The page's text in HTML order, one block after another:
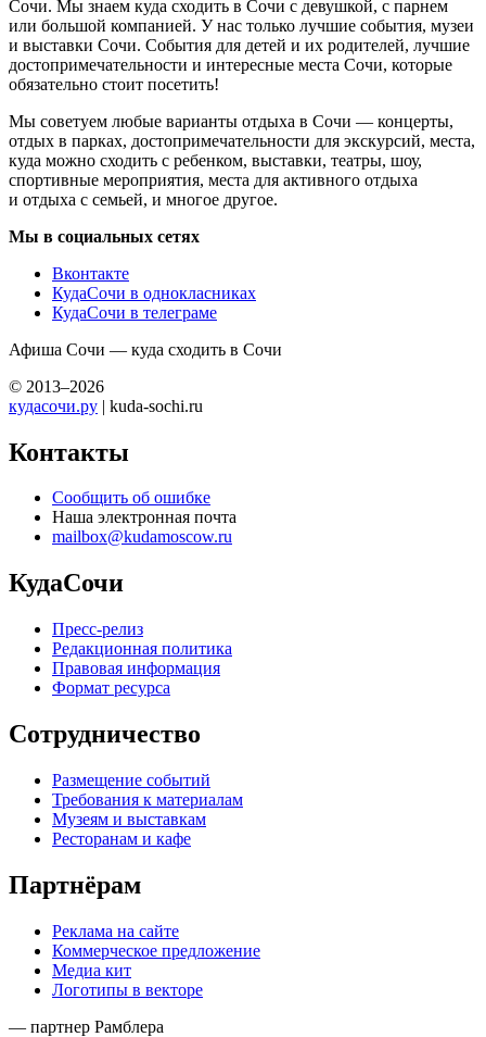
Сочи. Мы знаем куда сходить в Сочи с девушкой, с парнем
или большой компанией. У нас только лучшие события, музеи
и выставки Сочи. События для детей и их родителей, лучшие
достопримечательности и интересные места Сочи, которые
обязательно стоит посетить!
Мы советуем любые варианты отдыха в Сочи — концерты,
отдых в парках, достопримечательности для экскурсий, места,
куда можно сходить с ребенком, выставки, театры, шоу,
спортивные мероприятия, места для активного отдыха
и отдыха с семьей, и многое другое.
Мы в социальных сетях
Вконтакте
КудаСочи в однокласниках
КудаСочи в телеграме
Афиша Сочи — куда сходить в Сочи
© 2013–2026
кудасочи.ру | kuda-sochi.ru
Контакты
Сообщить об ошибке
Наша электронная почта
mailbox@kudamoscow.ru
КудаСочи
Пресс-релиз
Редакционная политика
Правовая информация
Формат ресурса
Сотрудничество
Размещение событий
Требования к материалам
Музеям и выставкам
Ресторанам и кафе
Партнёрам
Реклама на сайте
Коммерческое предложение
Медиа кит
Логотипы в векторе
— партнер Рамблера